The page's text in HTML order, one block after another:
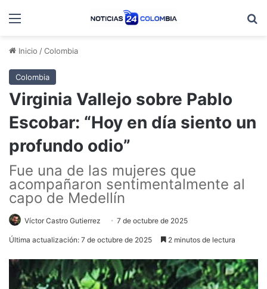
Menú
Inicio /Colombia
Colombia
Virginia Vallejo sobre Pablo
Escobar: “Hoy en día siento un
profundo odio”
Fue una de las mujeres que
acompañaron sentimentalmente al
capo de Medellín
Víctor Castro Gutierrez 7 de octubre de 2025
Última actualización: 7 de octubre de 2025 2 minutos de lectura